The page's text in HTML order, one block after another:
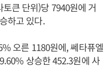
큰 단위)당 7940원에 거
하고 있다.
오른 1180원에, 쎄타퓨엘
상승한 452.3원에 사